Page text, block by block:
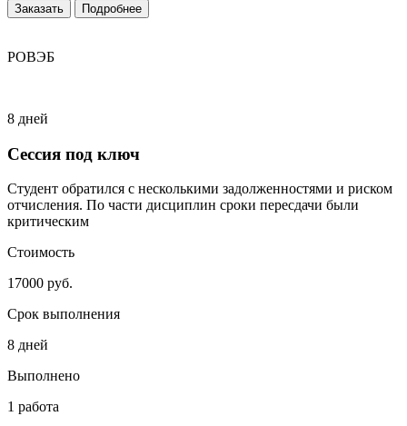
Заказать Подробнее
РОВЭБ
8 дней
Сессия под ключ
Студент обратился с несколькими задолженностями и риском
отчисления. По части дисциплин сроки пересдачи были
критическим
Стоимость
17000 руб.
Срок выполнения
8 дней
Выполнено
1 работа